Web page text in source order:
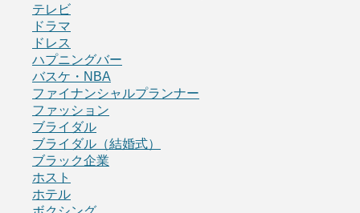
テレビ
ドラマ
ドレス
ハプニングバー
バスケ・NBA
ファイナンシャルプランナー
ファッション
ブライダル
ブライダル（結婚式）
ブラック企業
ホスト
ホテル